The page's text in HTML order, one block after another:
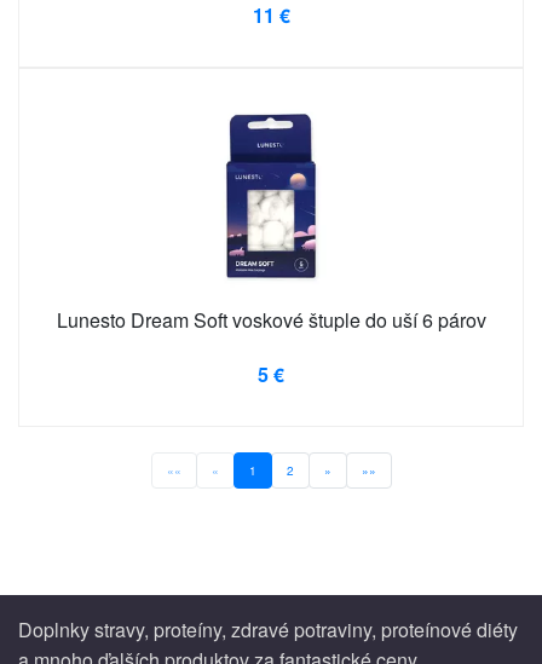
11 €
Lunesto Dream Soft voskové štuple do uší 6 párov
5 €
«« « 1 2 » »»
Doplnky stravy, proteíny, zdravé potraviny, proteínové diéty